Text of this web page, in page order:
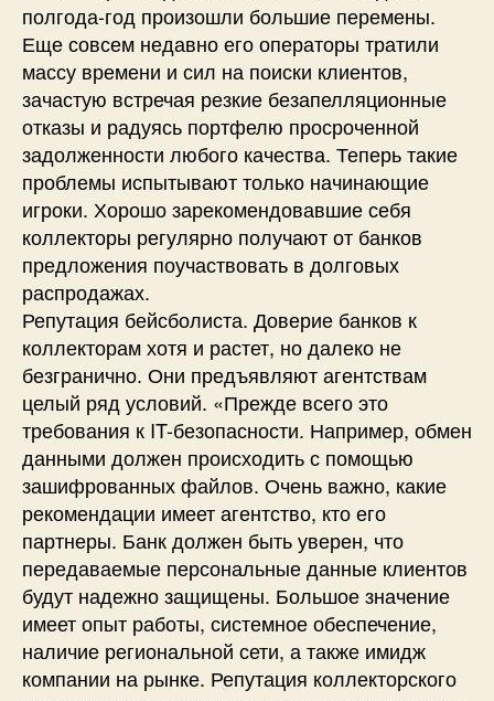
полгода-год произошли большие перемены.
Еще совсем недавно его операторы тратили
массу времени и сил на поиски клиентов,
зачастую встречая резкие безапелляционные
отказы и радуясь портфелю просроченной
задолженности любого качества. Теперь такие
проблемы испытывают только начинающие
игроки. Хорошо зарекомендовавшие себя
коллекторы регулярно получают от банков
предложения поучаствовать в долговых
распродажах.
Репутация бейсболиста. Доверие банков к
коллекторам хотя и растет, но далеко не
безгранично. Они предъявляют агентствам
целый ряд условий. «Прежде всего это
требования к IT-безопасности. Например, обмен
данными должен происходить с помощью
зашифрованных файлов. Очень важно, какие
рекомендации имеет агентство, кто его
партнеры. Банк должен быть уверен, что
передаваемые персональные данные клиентов
будут надежно защищены. Большое значение
имеет опыт работы, системное обеспечение,
наличие региональной сети, а также имидж
компании на рынке. Репутация коллекторского